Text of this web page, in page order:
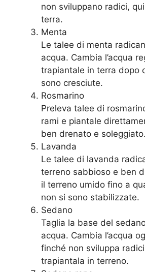
non sviluppano radici,
terra.
Menta
Le talee di menta
acqua. Cambia l’acqua
trapiantale in terra dopo
sono cresciute.
Rosmarino
Preleva talee di
rami e piantale
ben drenato e soleggiato.
Lavanda
Le talee di lavanda
terreno sabbioso e ben
il terreno umido fino a
non si sono stabilizzate.
Sedano
Taglia la base del
acqua. Cambia l’acqua
finché non sviluppa
trapiantala in terreno.